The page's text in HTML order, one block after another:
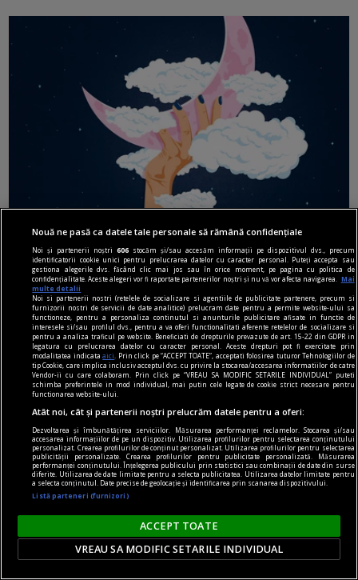
audio şi n-am cuvinte
Liric & ludic
Esența oscilează între melancolie și idealism
romantic.
Aron BIRO
FRONT: expoziție de fotografie de război, cu
Vadim Ghirda și Larisa Kalik
Nouă ne pasă ca datele tale personale să rămână confidențiale
Noi și partenerii noștri606 stocăm și/sau accesăm informații pe dispozitivul dvs., precum
identificatorii cookie unici pentru prelucrarea datelor cu caracter personal. Puteți accepta sau
gestiona alegerile dvs. făcând clic mai jos sau în orice moment, pe pagina cu politica de
confidențialitate. Aceste alegeri vor fi raportate partenerilor noștri și nu vă vor afecta navigarea.
Mai
multe detalii
Noi si partenerii nostri (retelele de socializare si agentiile de publicitate partenere, precum si
furnizorii nostri de servicii de date analitice) prelucram date pentru a permite website-ului sa
functioneze, pentru a personaliza continutul si anunturile publicitare afisate in functie de
interesele si/sau profilul dvs., pentru a va oferi functionalitati aferente retelelor de socializare si
pentru a analiza traficul pe website. Beneficiati de drepturile prevazute de art. 15-22 din GDPR in
legatura cu prelucrarea datelor cu caracter personal. Aceste drepturi pot fi exercitate prin
modalitatea indicataaici
. Prin click pe “ACCEPT TOATE”, acceptati folosirea tuturor Tehnologiilor de
tip Cookie, care implica inclusiv acceptul dvs. cu privire la stocarea/accesarea informatiilor de catre
Vendor-ii cu care colaboram. Prin click pe “VREAU SA MODIFIC SETARILE INDIVIDUAL” puteti
schimba preferintele in mod individual, mai putin cele legate de cookie strict necesare pentru
functionarea website-ului.
Atât noi, cât și partenerii noștri prelucrăm datele pentru a oferi:
Dezvoltarea și îmbunătățirea serviciilor. Măsurarea performanței reclamelor. Stocarea și/sau
accesarea informațiilor de pe un dispozitiv. Utilizarea profilurilor pentru selectarea conținutului
personalizat. Crearea profilurilor de conținut personalizat. Utilizarea profilurilor pentru selectarea
publicității personalizate. Crearea profilurilor pentru publicitate personalizată. Măsurarea
performanței conținutului. Înțelegerea publicului prin statistici sau combinații de date din surse
diferite. Utilizarea de date limitate pentru a selecta publicitatea. Utilizarea datelor limitate pentru
a selecta conținutul. Date precise de geolocație și identificarea prin scanarea dispozitivului.
Listă parteneri (furnizori)
ACCEPT TOATE
VREAU SA MODIFIC SETARILE INDIVIDUAL